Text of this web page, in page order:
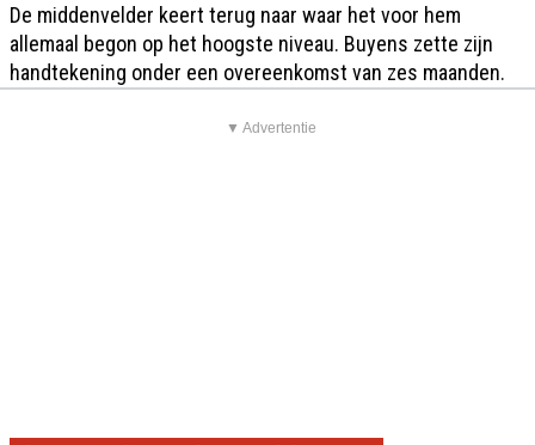
De middenvelder keert terug naar waar het voor hem
allemaal begon op het hoogste niveau. Buyens zette zijn
handtekening onder een overeenkomst van zes maanden.
▼ Advertentie